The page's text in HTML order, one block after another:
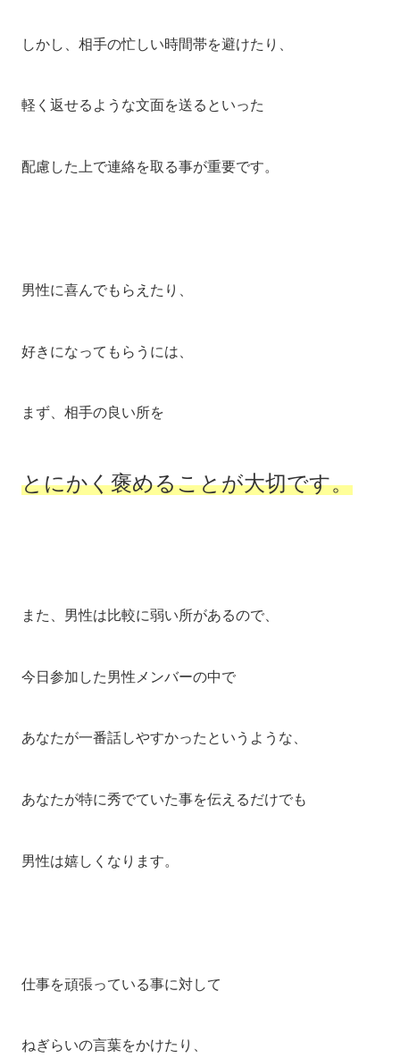
しかし、相手の忙しい時間帯を避けたり、
軽く返せるような文面を送るといった
配慮した上で連絡を取る事が重要です。
男性に喜んでもらえたり、
好きになってもらうには、
まず、相手の良い所を
とにかく褒めることが大切です。
また、男性は比較に弱い所があるので、
今日参加した男性メンバーの中で
あなたが一番話しやすかったというような、
あなたが特に秀でていた事を伝えるだけでも
男性は嬉しくなります。
仕事を頑張っている事に対して
ねぎらいの言葉をかけたり、